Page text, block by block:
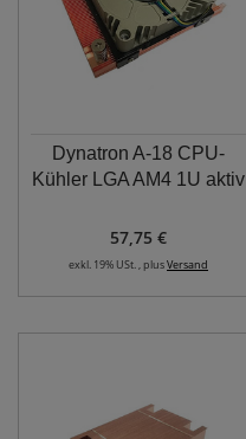
Dynatron A-18 CPU-
Kühler LGA AM4 1U aktiv
57,75 €
exkl. 19% USt. , plusVersand